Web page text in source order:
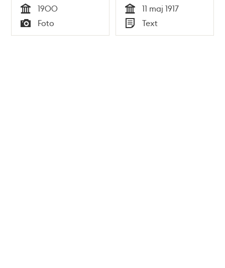
Tid
1900
Typ
Foto Tid
11 maj 1917
Typ
Text